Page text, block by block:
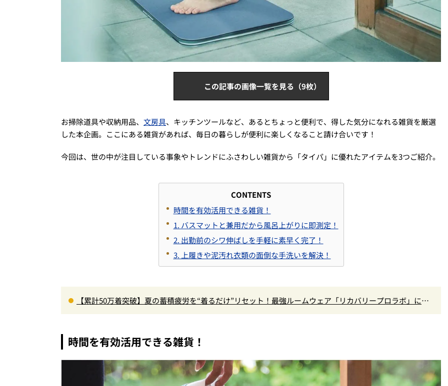
この記事の画像一覧を見る（9枚）
お掃除道具や収納用品、 文房具、キッチンツールなど、あるとちょっと便利で、得した気分になれる雑貨を厳選
した本企画。ここにある雑貨があれば、毎日の暮らしが便利に楽しくなること請け合いです！
今回は、世の中が注目している事象やトレンドにふさわしい雑貨から「タイパ」に優れたアイテムを3つご紹介。
CONTENTS
時間を有効活用できる雑貨！
1. バスマットと兼用だから風呂上がりに即測定！
2. 出勤前のシワ伸ばしを手軽に素早く完了！
3. 上履きや泥汚れ衣類の面倒な手洗いを解決！
【累計50万着突破】夏の蓄積疲労を“着るだけ”リセット！最強ルームウェア「リカバリープロラボ」に新
時間を有効活用できる雑貨！